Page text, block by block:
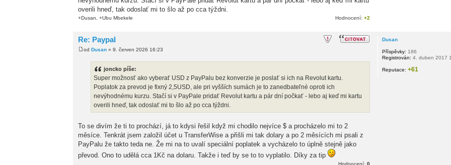
overili hneď, tak odoslať mi to šlo až po cca týždni.
+Dusan, +Ubu Mbekele Hodnocení: +2
Re: Paypal
od Dusan » 9. červen 2026 16:23
joncko píše:
Super možnosť ako vyberať USD z PayPalu bez konverzie je poslať si ich na Revolut kartu.
Poplatok za prevod je fixný 2,5USD, ale pri vyšších sumách je to zanedbateľné oproti ich
nevýhodnému kurzu. Stačí si v PayPale pridať Revolut kartu a pár dní počkať - lebo aj keď mi kartu
overili hneď, tak odoslať mi to šlo až po cca týždni.
To se divím že ti to prochází, já to kdysi řešil když mi chodilo nejvíce $ a procházelo mi to 2
měsíce. Tenkrát jsem založil účet u TransferWise a přišli mi tak dolary a po 2 měsících mi psali z
PayPalu že takto teda ne. Že mi na to uvalí speciální poplatek a vycházelo to úplně stejně jako
převod. Ono to udělá cca 1Kč na dolaru. Takže i teď by se to to vyplatilo. Díky za tip
Hodnocení: 0
Dusan
Příspěvky: 186
Registrován: 4. duben 2017
Reputace: +61